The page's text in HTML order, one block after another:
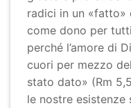
radici in un «fatto»
come dono per
perché l’amore di
cuori per mezzo
stato dato» (Rm
le nostre